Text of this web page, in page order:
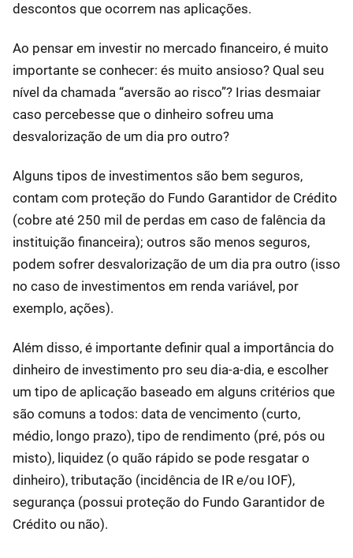
descontos que ocorrem nas aplicações.
Ao pensar em investir no mercado financeiro, é muito
importante se conhecer: és muito ansioso? Qual seu
nível da chamada “aversão ao risco”? Irias desmaiar
caso percebesse que o dinheiro sofreu uma
desvalorização de um dia pro outro?
Alguns tipos de investimentos são bem seguros,
contam com proteção do Fundo Garantidor de Crédito
(cobre até 250 mil de perdas em caso de falência da
instituição financeira); outros são menos seguros,
podem sofrer desvalorização de um dia pra outro (isso
no caso de investimentos em renda variável, por
exemplo, ações).
Além disso, é importante definir qual a importância do
dinheiro de investimento pro seu dia-a-dia, e escolher
um tipo de aplicação baseado em alguns critérios que
são comuns a todos: data de vencimento (curto,
médio, longo prazo), tipo de rendimento (pré, pós ou
misto), liquidez (o quão rápido se pode resgatar o
dinheiro), tributação (incidência de IR e/ou IOF),
segurança (possui proteção do Fundo Garantidor de
Crédito ou não).